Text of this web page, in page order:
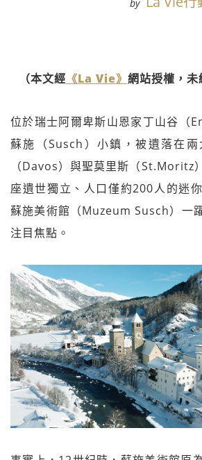
by
（本文經 《La Vie》 網站授權，未
位於瑞士阿爾卑斯山恩家丁山谷（
蘇施（Susch）小鎮，被遺落在
（Davos）與聖莫里斯（St.Moritz
座遺世獨立、人口僅約200人的迷
蘇施美術館（Muzeum Susch）一
注目焦點。